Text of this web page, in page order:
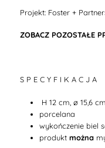
Projekt: Foster +
ZOBACZ POZOSTAŁE
S P E C Y F I K A C J
H 12 cm, ø 15,6
porcelana
wykończenie biel
produkt można